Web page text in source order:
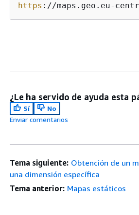
https ://maps.geo.eu-
¿Le ha servido de ayuda esta
Sí
No
Enviar comentarios
Tema siguiente: Obtención de un
una dimensión específica
Tema anterior: Mapas estáticos